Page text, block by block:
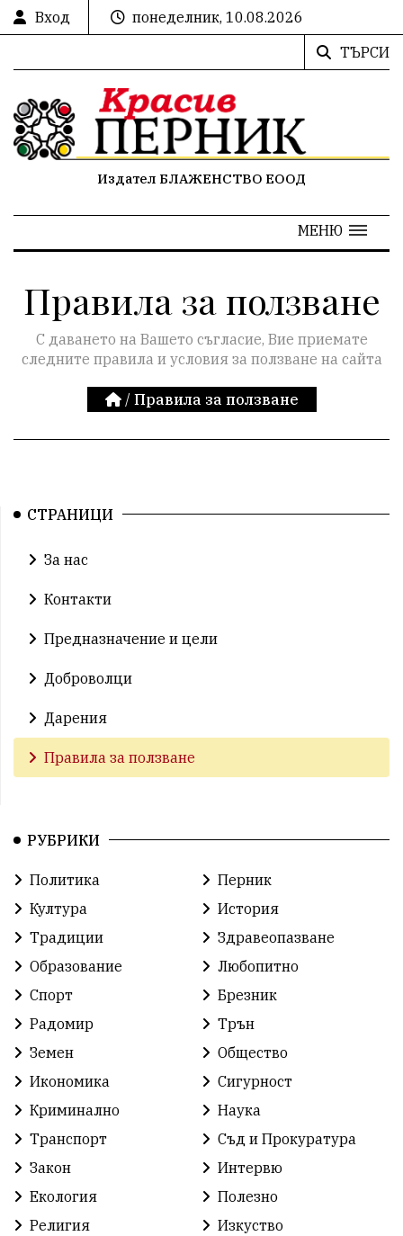
Вход
понеделник, 10.08.2026
ТЪРСИ
Издател БЛАЖЕНСТВО ЕООД
МЕНЮ
Правила за ползване
С даването на Вашето съгласие, Вие приемате
следните правила и условия за ползване на сайта
/ Правила за ползване
СТРАНИЦИ
За нас
Контакти
Предназначение и цели
Доброволци
Дарения
Правила за ползване
РУБРИКИ
Политика
Перник
Култура
История
Традиции
Здравеопазване
Образование
Любопитно
Спорт
Брезник
Радомир
Трън
Земен
Общество
Икономика
Сигурност
Криминално
Наука
Транспорт
Съд и Прокуратура
Закон
Интервю
Екология
Полезно
Религия
Изкуство